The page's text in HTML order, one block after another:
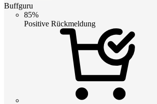
Buffguru
85%
Positive Rückmeldung